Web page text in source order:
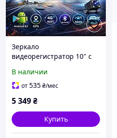
Зеркало
видеорегистратор 10" с
(GPS, 4G, Wi-Fi, Bluetooth,
ADAS, Android 8.1)
В наличии
от535₴/мес
5 349₴
Купить